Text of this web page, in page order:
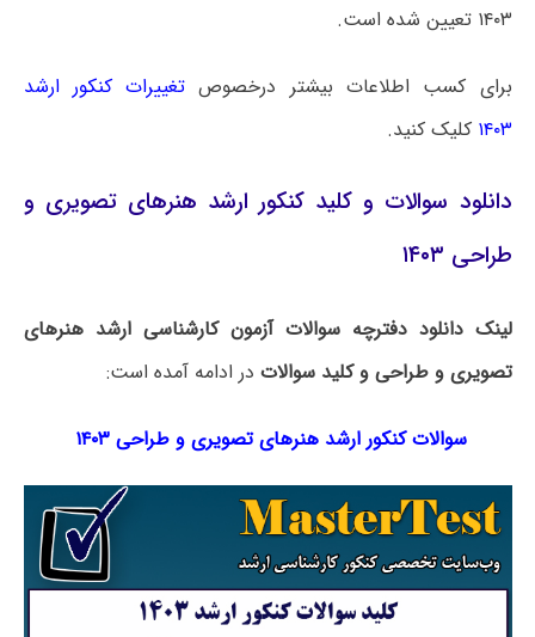
۱۴۰۳ تعیین شده است.
برای کسب اطلاعات بیشتر درخصوص تغییرات کنکور ارشد
۱۴۰۳ کلیک کنید.
دانلود سوالات و کلید کنکور ارشد هنرهای تصویری و
طراحی ۱۴۰۳
لینک دانلود دفترچه سوالات آزمون کارشناسی ارشد هنرهای
تصویری و طراحی و کلید سوالات در ادامه آمده است:
سوالات کنکور ارشد هنرهای تصویری و طراحی ۱۴۰۳